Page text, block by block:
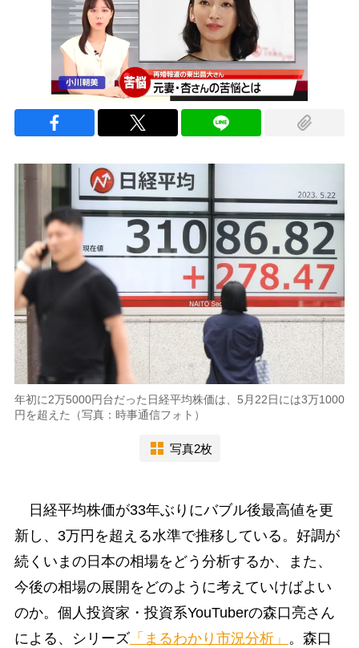
年初に2万5000円台だった日経平均株価は、5月22日には3万1000
円を超えた（写真：時事通信フォト）
写真2枚
日経平均株価が33年ぶりにバブル後最高値を更
新し、3万円を超える水準で推移している。好調が
続くいまの日本の相場をどう分析するか、また、
今後の相場の展開をどのように考えていけばよい
のか。個人投資家・投資系YouTuberの森口亮さん
による、シリーズ「まるわかり市況分析」 。森口